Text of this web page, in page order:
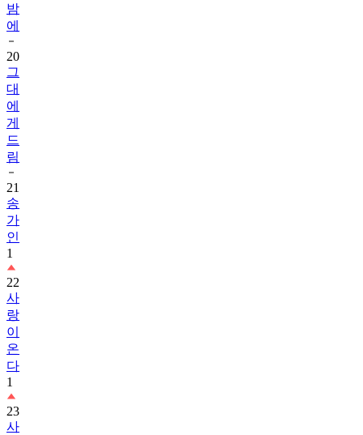
밤
에
20
그
대
에
게
드
림
21
송
가
인
1
22
사
랑
이
온
다
1
23
사